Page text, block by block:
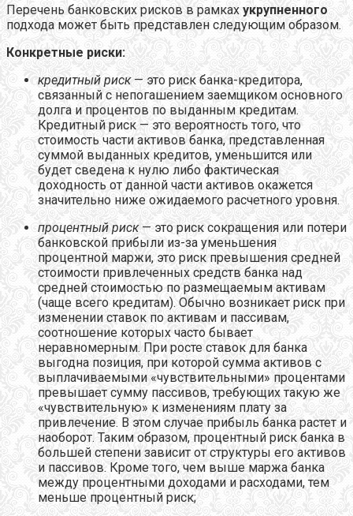
Перечень банковских рисков в рамках укрупненного
подхода может быть представлен следующим образом.
Конкретные риски:
кредитный риск— это риск банка-кредитора,
связанный с непогашением заемщиком основного
долга и процентов по выданным кредитам.
Кредитный риск — это вероятность того, что
стоимость части активов банка, представленная
суммой выданных кредитов, уменьшится или
будет сведена к нулю либо фактическая
доходность от данной части активов окажется
значительно ниже ожидаемого расчетного уровня.
процентный риск— это риск сокращения или потери
банковской прибыли из-за уменьшения
процентной маржи, это риск превышения средней
стоимости привлеченных средств банка над
средней стоимостью по размещаемым активам
(чаще всего кредитам). Обычно возникает риск при
изменении ставок по активам и пассивам,
соотношение которых часто бывает
неравномерным. При росте ставок для банка
выгодна позиция, при которой сумма активов с
выплачиваемыми «чувствительными» процентами
превышает сумму пассивов, требующих такую же
«чувствительную» к изменениям плату за
привлечение. В этом случае прибыль банка растет и
наоборот. Таким образом, процентный риск банка в
большей степени зависит от структуры его активов
и пассивов. Кроме того, чем выше маржа банка
между процентными доходами и расходами, тем
меньше процентный риск;